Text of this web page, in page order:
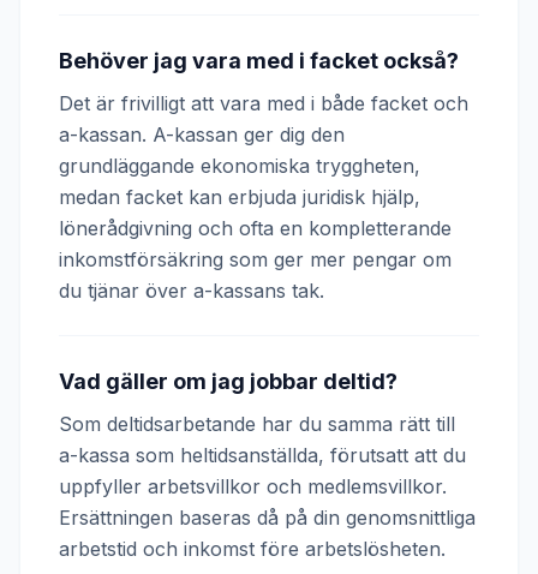
Behöver jag vara med i facket också?
Det är frivilligt att vara med i både facket och
a-kassan. A-kassan ger dig den
grundläggande ekonomiska tryggheten,
medan facket kan erbjuda juridisk hjälp,
lönerådgivning och ofta en kompletterande
inkomstförsäkring som ger mer pengar om
du tjänar över a-kassans tak.
Vad gäller om jag jobbar deltid?
Som deltidsarbetande har du samma rätt till
a-kassa som heltidsanställda, förutsatt att du
uppfyller arbetsvillkor och medlemsvillkor.
Ersättningen baseras då på din genomsnittliga
arbetstid och inkomst före arbetslösheten.